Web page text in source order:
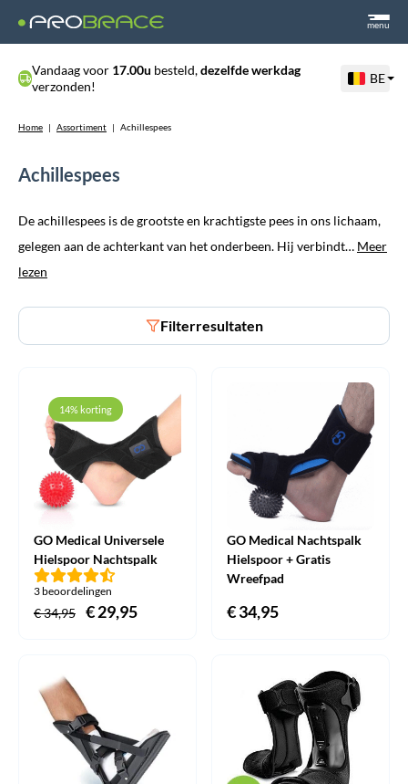
menu
Vandaag voor 17.00u besteld,dezelfde werkdag
verzonden!
BE
Home | Assortiment | Achillespees
Achillespees
De achillespees is de grootste en krachtigste pees in ons lichaam,
gelegen aan de achterkant van het onderbeen. Hij verbindt… Meer
lezen
Filterresultaten
14% korting
GO Medical Universele
Hielspoor Nachtspalk
3 beoordelingen
€34,95
Oorspronkelijke
€29,95
GO Medical Nachtspalk
Hielspoor + Gratis
Wreefpad
€34,95